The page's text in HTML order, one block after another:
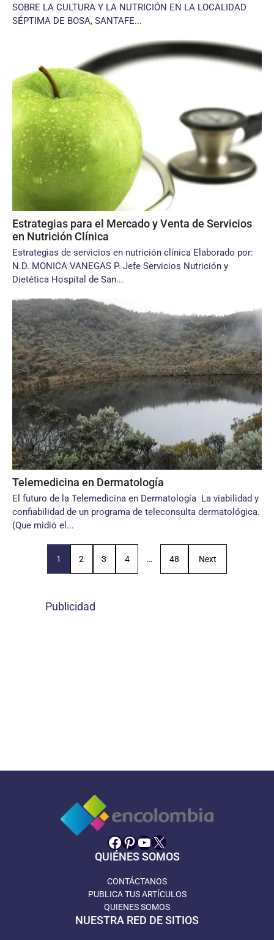
SOBRE LA CULTURA Y LA NUTRICIÓN EN LA LOCALIDAD
SÉPTIMA DE BOSA, SANTAFE...
Estrategias para el Mercado y Venta de Servicios
en Nutrición Clínica
Estrategias de servicios en nutrición clínica Elaborado por:
N.D. MONICA VANEGAS P. Jefe Servicios Nutrición y
Dietética Hospital de San...
Telemedicina en Dermatología
El futuro de la Telemedicina en Dermatología La viabilidad y
confiabilidad de un programa de teleconsulta dermatológica.
(Que midió el...
1 2 3 4 … 48 Next
Publicidad
Facebook
Pinterest
YouTube
X
QUIÉNES SOMOS
CONTÁCTANOS
PUBLICA TUS ARTÍCULOS
QUIENES SOMOS
NUESTRA RED DE SITIOS